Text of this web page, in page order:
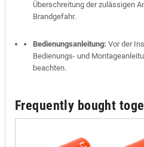
Überschreitung der zulässigen
Brandgefahr.
Bedienungsanleitung: Vor der
Bedienungs- und
beachten.
Frequently bought